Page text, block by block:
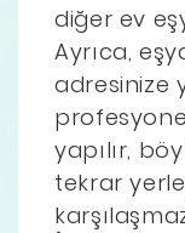
diğer ev
Ayrıca,
adresinize
yapılır,
tekrar